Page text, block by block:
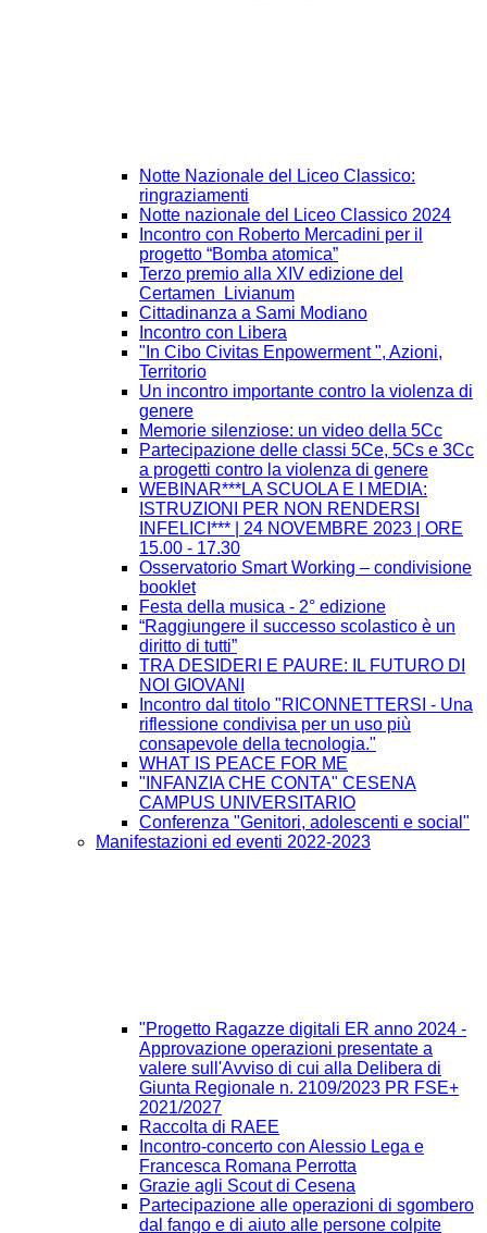
Notte Nazionale del Liceo Classico:
ringraziamenti
Notte nazionale del Liceo Classico 2024
Incontro con Roberto Mercadini per il
progetto “Bomba atomica”
Terzo premio alla XIV edizione del
Certamen Livianum
Cittadinanza a Sami Modiano
Incontro con Libera
"In Cibo Civitas Enpowerment ", Azioni,
Territorio
Un incontro importante contro la violenza di
genere
Memorie silenziose: un video della 5Cc
Partecipazione delle classi 5Ce, 5Cs e 3Cc
a progetti contro la violenza di genere
WEBINAR***LA SCUOLA E I MEDIA:
ISTRUZIONI PER NON RENDERSI
INFELICI*** | 24 NOVEMBRE 2023 | ORE
15.00 - 17.30
Osservatorio Smart Working – condivisione
booklet
Festa della musica - 2° edizione
“Raggiungere il successo scolastico è un
diritto di tutti”
TRA DESIDERI E PAURE: IL FUTURO DI
NOI GIOVANI
Incontro dal titolo "RICONNETTERSI - Una
riflessione condivisa per un uso più
consapevole della tecnologia."
WHAT IS PEACE FOR ME
"INFANZIA CHE CONTA" CESENA
CAMPUS UNIVERSITARIO
Conferenza "Genitori, adolescenti e social"
Manifestazioni ed eventi 2022-2023
"Progetto Ragazze digitali ER anno 2024 -
Approvazione operazioni presentate a
valere sull'Avviso di cui alla Delibera di
Giunta Regionale n. 2109/2023 PR FSE+
2021/2027
Raccolta di RAEE
Incontro-concerto con Alessio Lega e
Francesca Romana Perrotta
Grazie agli Scout di Cesena
Partecipazione alle operazioni di sgombero
dal fango e di aiuto alle persone colpite